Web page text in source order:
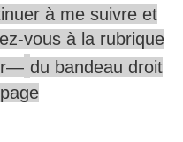
à me suivre et
vous à la rubrique
du bandeau droit